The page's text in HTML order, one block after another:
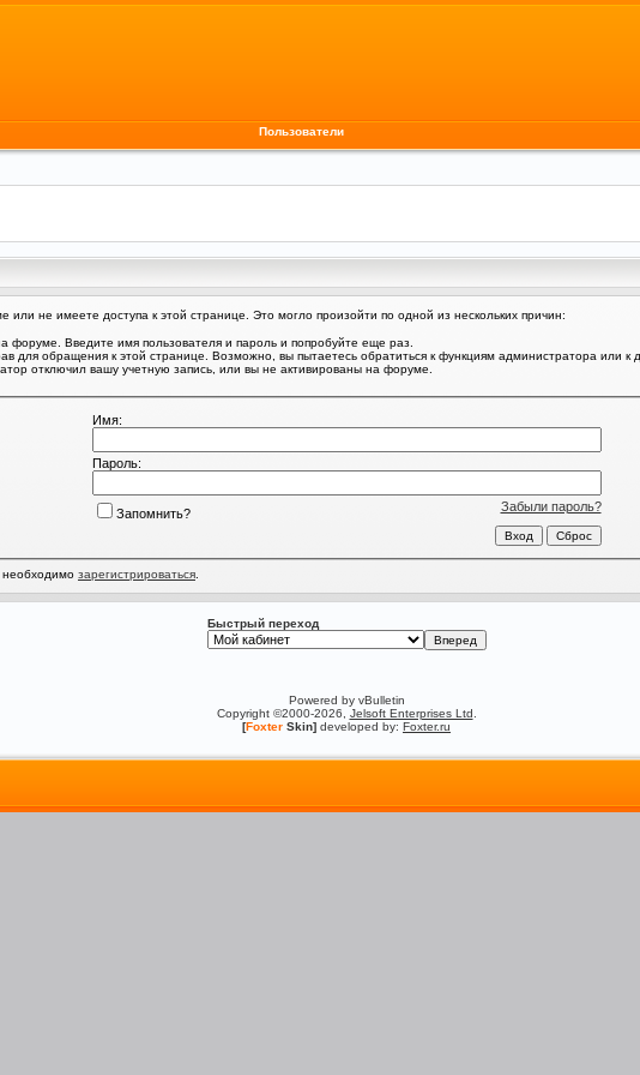
Пользователи
не имеете доступа к этой странице. Это могло произойти по одной из нескольких причин:
форуме. Введите имя пользователя и пароль и попробуйте еще раз.
для обращения к этой странице. Возможно, вы пытаетесь обратиться к функциям администратора или к
отключил вашу учетную запись, или вы не активированы на форуме.
Имя:
Пароль:
Забыли пароль?
Запомнить?
необходимо зарегистрироваться
Быстрый переход
Powered by vBulletin
Copyright ©2000-2026, Jelsoft Enterprises Ltd
[Foxter Skin] developed by: Foxter.ru